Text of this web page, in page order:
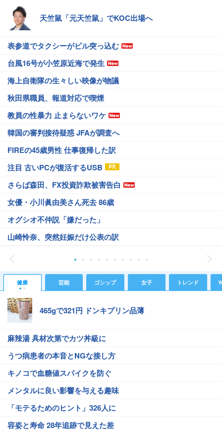
天竺鼠「元天竺鼠」でKOC出場へ
表参道でタクシーがビル突っ込む
台風16号が小笠原近海で発生
海上自衛隊の生々しい映像が物議
秋田県職員、報道対応で喫煙
教員の性暴力 止まらないワケ
韓国の審判接待疑惑 JFAが調査へ
FIREの45歳男性 仕事復帰した訳
注目 古いPCが復活するUSB
さらば森田、FX投資詐欺被害告白
女優・小川眞由美さん死去 86歳
オグシオ不仲説「嫌だった」
山崎怜奈、突然妊娠だけ公表の訳
健康 芸能 ゴシップ 女子 トレンド
465gで321円 ドンキプリン品薄
麻辣湯 具材次第でカツ丼級に
うつ病患者の本音とNGな接し方
キノコで血糖値スパイクを防ぐ
メンタルに良い影響を与える趣味
「モテるためのヒント」326人に
容姿と寿命 28年追跡で見えた差